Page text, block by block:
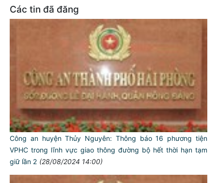
Các tin đã đăng
Công an huyện Thủy Nguyên: Thông báo 16 phương tiện
VPHC trong lĩnh vực giao thông đường bộ hết thời hạn tạm
giữ lần 2 (28/08/2024 14:00)